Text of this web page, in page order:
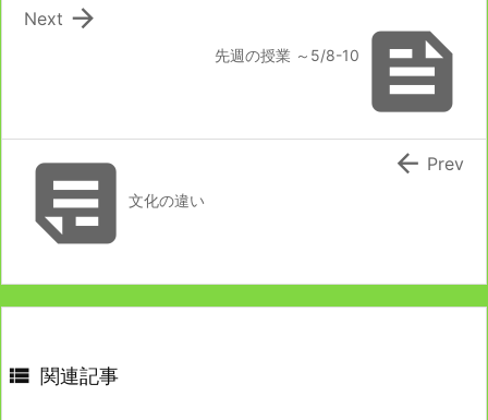

先週の授業 ～5/8-10

Next
文化の違い
 Prev
 関連記事